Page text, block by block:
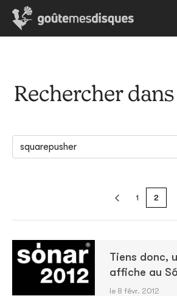
Rechercher
1 2
Tiens donc,
affiche au
le 8 févr. 2012